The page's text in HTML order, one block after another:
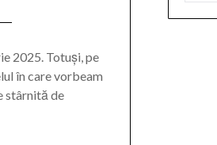
2025. Totuși, pe
în care vorbeam
stârnită de